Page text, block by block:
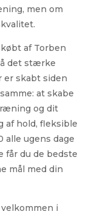
men om
af Torben
det stærke
er skabt siden
at skabe
og dit
af hold, fleksible
alle ugens dage
får du de bedste
mål med din
i